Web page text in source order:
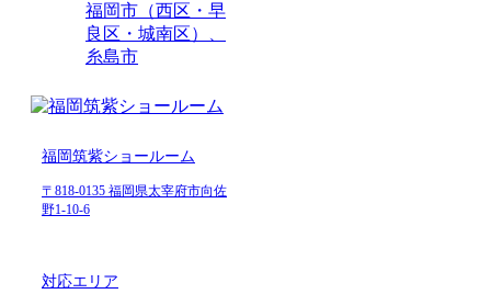
福岡市（西区・早
良区・城南区）、
糸島市
福岡筑紫ショールーム
〒818-0135 福岡県太宰府市向佐
野1-10-6
対応エリア